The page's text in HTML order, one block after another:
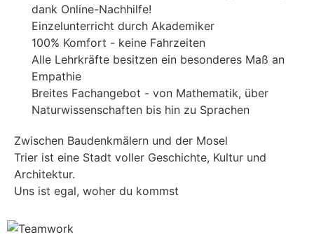
dank Online-Nachhilfe!
Einzelunterricht durch Akademiker
100% Komfort - keine Fahrzeiten
Alle Lehrkräfte besitzen ein besonderes Maß an
Empathie
Breites Fachangebot - von Mathematik, über
Naturwissenschaften bis hin zu Sprachen
Zwischen Baudenkmälern und der Mosel
Trier ist eine Stadt voller Geschichte, Kultur und
Architektur.
Uns ist egal, woher du kommst